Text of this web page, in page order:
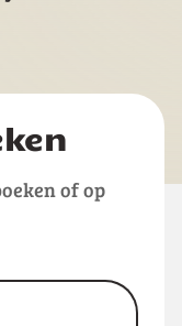
of op